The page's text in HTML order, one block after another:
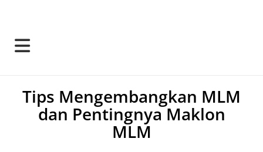
Tips Mengembangkan MLM
dan Pentingnya Maklon
MLM